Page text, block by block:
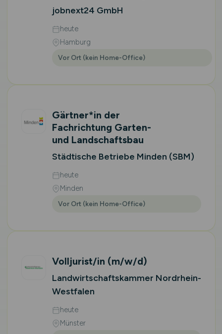
jobnext24 GmbH
heute
Hamburg
Vor Ort (kein Home-Office)
Gärtner*in der
Fachrichtung Garten-
und Landschaftsbau
Städtische Betriebe Minden (SBM)
heute
Minden
Vor Ort (kein Home-Office)
Volljurist/in (m/w/d)
Landwirtschaftskammer Nordrhein-
Westfalen
heute
Münster